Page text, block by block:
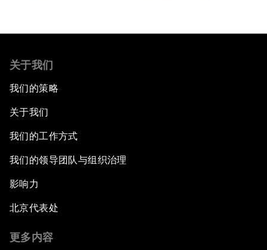
关于我们
我们的策略
关于我们
我们的工作方式
我们的领导团队与组织治理
影响力
北京代表处
更多内容